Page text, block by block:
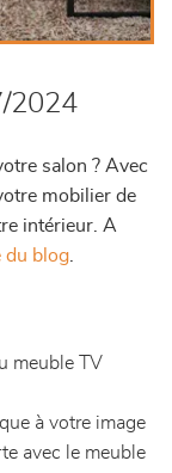
2024
salon ? Avec
mobilier de
intérieur. A
du blog
meuble TV
à votre image
avec le meuble